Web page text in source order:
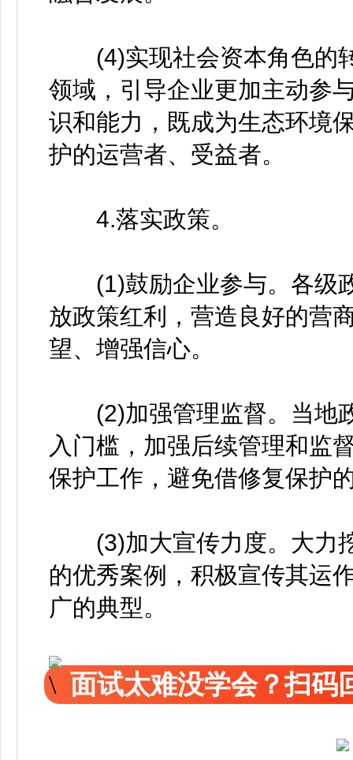
(4)实现社会资本角色的
领域，引导企业更加主动参
识和能力，既成为生态环境
护的运营者、受益者。
4.落实政策。
(1)鼓励企业参与。各级
放政策红利，营造良好的营
望、增强信心。
(2)加强管理监督。当地
入门槛，加强后续管理和监
保护工作，避免借修复保护
(3)加大宣传力度。大力
的优秀案例，积极宣传其运
广的典型。
面试太难没学会？扫码